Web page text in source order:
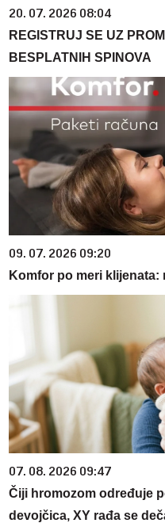
20. 07. 2026 08:04
REGISTRUJ SE UZ
BESPLATNIH SPINOVA
09. 07. 2026 09:20
Komfor po meri klijenata:
07. 08. 2026 09:47
Čiji hromozom određuje
devojčica, XY rađa se